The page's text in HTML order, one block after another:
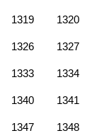
1319 1320
1326 1327
1333 1334
1340 1341
1347 1348